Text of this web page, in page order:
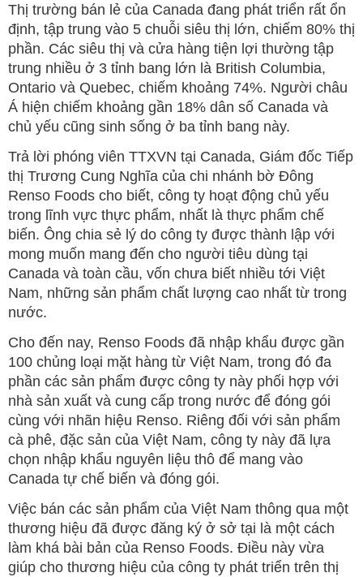
Thị trường bán lẻ của Canada đang phát triển rất ổn
định, tập trung vào 5 chuỗi siêu thị lớn, chiếm 80% thị
phần. Các siêu thị và cửa hàng tiện lợi thường tập
trung nhiều ở 3 tỉnh bang lớn là British Columbia,
Ontario và Quebec, chiếm khoảng 74%. Người châu
Á hiện chiếm khoảng gần 18% dân số Canada và
chủ yếu cũng sinh sống ở ba tỉnh bang này.
Trả lời phóng viên TTXVN tại Canada, Giám đốc Tiếp
thị Trương Cung Nghĩa của chi nhánh bờ Đông
Renso Foods cho biết, công ty hoạt động chủ yếu
trong lĩnh vực thực phẩm, nhất là thực phẩm chế
biến. Ông chia sẻ lý do công ty được thành lập với
mong muốn mang đến cho người tiêu dùng tại
Canada và toàn cầu, vốn chưa biết nhiều tới Việt
Nam, những sản phẩm chất lượng cao nhất từ trong
nước.
Cho đến nay, Renso Foods đã nhập khẩu được gần
100 chủng loại mặt hàng từ Việt Nam, trong đó đa
phần các sản phẩm được công ty này phối hợp với
nhà sản xuất và cung cấp trong nước để đóng gói
cùng với nhãn hiệu Renso. Riêng đối với sản phẩm
cà phê, đặc sản của Việt Nam, công ty này đã lựa
chọn nhập khẩu nguyên liệu thô để mang vào
Canada tự chế biến và đóng gói.
Việc bán các sản phẩm của Việt Nam thông qua một
thương hiệu đã được đăng ký ở sở tại là một cách
làm khá bài bản của Renso Foods. Điều này vừa
giúp cho thương hiệu của công ty phát triển trên thị